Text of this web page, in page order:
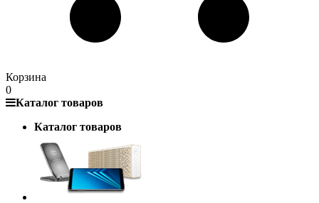
Корзина
0
Каталог товаров
Каталог товаров